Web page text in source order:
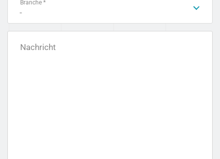
Branche *
-
Nachricht